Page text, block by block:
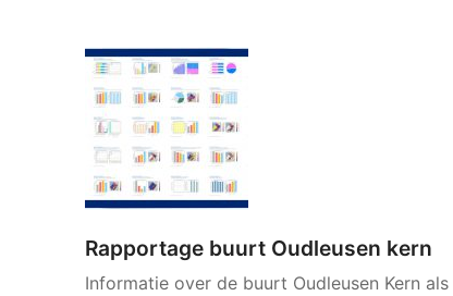
Rapportage buurt Oudleusen kern
Informatie over de buurt Oudleusen Kern als